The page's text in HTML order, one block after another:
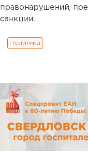
правонарушений,
санкции.
Политика